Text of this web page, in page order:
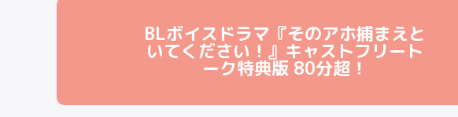
BLボイスドラマ『そのアホ捕まえと
いてください！』キャストフリート
ーク特典版 80分超！